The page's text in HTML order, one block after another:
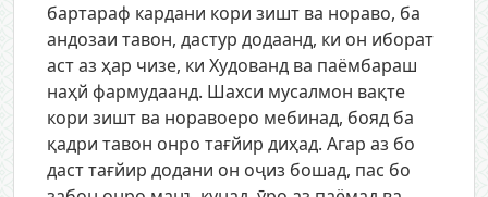
бартараф кардани кори зишт ва нораво, ба
андозаи тавон, дастур додаанд, ки он иборат
аст аз ҳар чизе, ки Худованд ва паёмбараш
наҳй фармудаанд. Шахси мусалмон вақте
кори зишт ва норавоеро мебинад, бояд ба
қадри тавон онро тағйир диҳад. Агар аз бо
даст тағйир додани он оҷиз бошад, пас бо